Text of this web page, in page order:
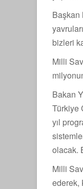
Başkan
bizleri
Milli
Bakan
Türkiye
yıl
olacak.
Milli
ederek,